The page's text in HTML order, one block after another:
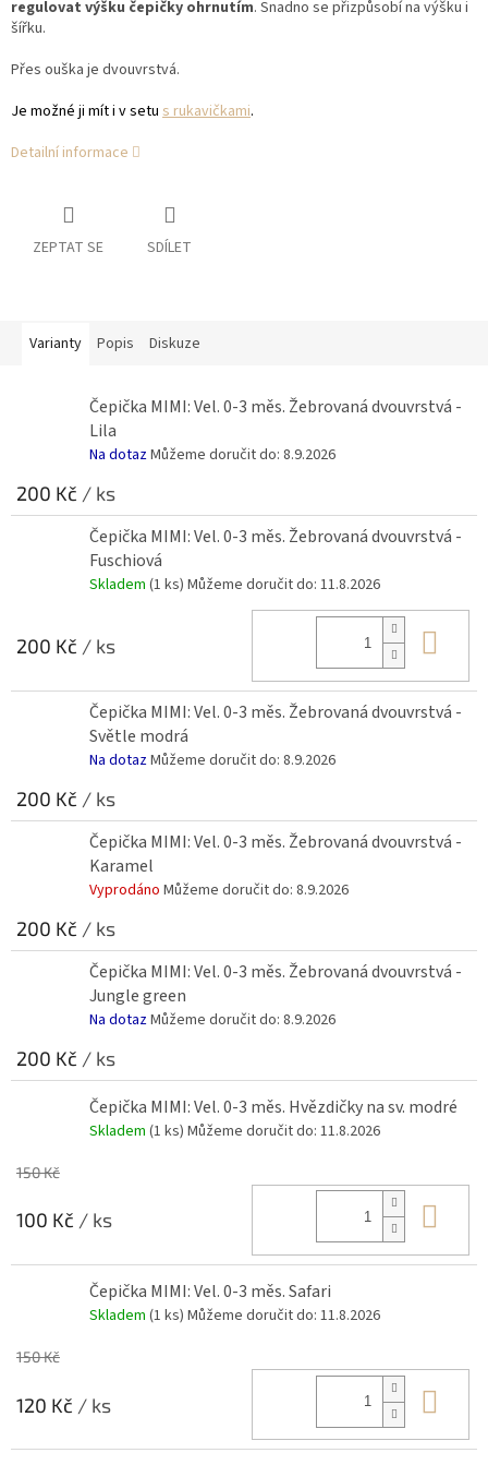
regulovat výšku čepičky ohrnutím. Snadno se přizpůsobí na výšku i
šířku.
Přes ouška je dvouvrstvá.
Je možné ji mít i v setu s rukavičkami.
Detailní informace
ZEPTAT SE SDÍLET
Varianty Popis Diskuze
Čepička MIMI: Vel. 0-3 měs. Žebrovaná dvouvrstvá -
Lila
Na dotazMůžeme doručit do: 8.9.2026
200 Kč / ks
Čepička MIMI: Vel. 0-3 měs. Žebrovaná dvouvrstvá -
Fuschiová
Skladem (1 ks) Můžeme doručit do: 11.8.2026
200 Kč / ks
Čepička MIMI: Vel. 0-3 měs. Žebrovaná dvouvrstvá -
Světle modrá
Na dotazMůžeme doručit do: 8.9.2026
200 Kč / ks
Čepička MIMI: Vel. 0-3 měs. Žebrovaná dvouvrstvá -
Karamel
Vyprodáno Můžeme doručit do: 8.9.2026
200 Kč / ks
Čepička MIMI: Vel. 0-3 měs. Žebrovaná dvouvrstvá -
Jungle green
Na dotazMůžeme doručit do: 8.9.2026
200 Kč / ks
Čepička MIMI: Vel. 0-3 měs. Hvězdičky na sv. modré
Skladem (1 ks) Můžeme doručit do: 11.8.2026
150 Kč
100 Kč / ks
Čepička MIMI: Vel. 0-3 měs. Safari
Skladem (1 ks) Můžeme doručit do: 11.8.2026
150 Kč
120 Kč / ks